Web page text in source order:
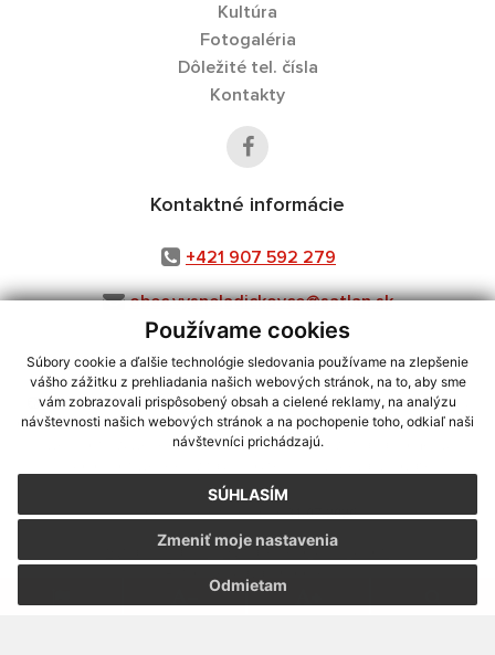
Používame cookies
Súbory cookie a ďalšie technológie sledovania používame na zlepšenie
vášho zážitku z prehliadania našich webových stránok, na to, aby sme
vám zobrazovali prispôsobený obsah a cielené reklamy, na analýzu
návštevnosti našich webových stránok a na pochopenie toho, odkiaľ naši
návštevníci prichádzajú.
SÚHLASÍM
Odmietam
Zmeniť moje nastavenia
Kultúra
Fotogaléria
Dôležité tel. čísla
Kontakty
Kontaktné informácie
+421 907 592 279
obec.vysneladickovce@satlan.sk
využite možnosť získavania aktuálnych informácií s využitím RSS
CMS systém (redakčný) systém ECHELON 2,Mapa stránok,web portál
webex.digital, s.r.o.,domény,registrácia domény
Posledná aktualizácia:31.07.2026
Vytlačiť stránku|Vyhlásenie o prístupnosti